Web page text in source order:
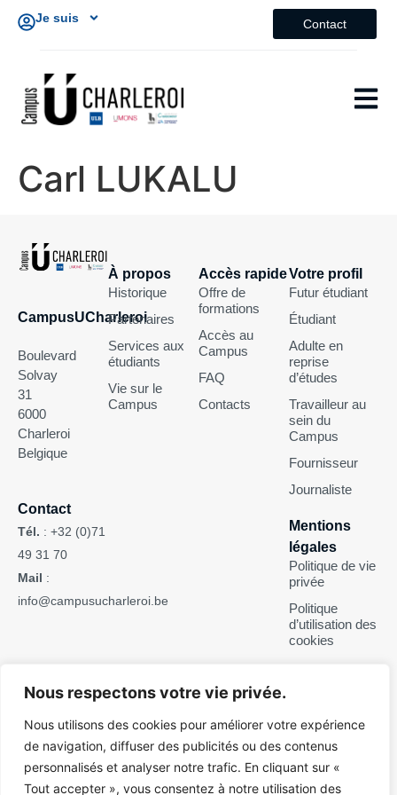
Nous respectons votre vie privée.
Nous utilisons des cookies pour améliorer votre expérience
de navigation, diffuser des publicités ou des contenus
personnalisés et analyser notre trafic. En cliquant sur «
Tout accepter », vous consentez à notre utilisation des
Je suis Contact
Carl LUKALU
CampusUCharleroi
Boulevard
Solvay
31
6000
Charleroi
Belgique
Contact
Tél. : +32 (0)71
49 31 70
Mail :
info@campusucharleroi.be
À propos
Historique
Partenaires
Services aux
étudiants
Vie sur le
Campus
Accès rapide
Offre de
formations
Accès au
Campus
FAQ
Contacts
Votre profil
Futur étudiant
Étudiant
Adulte en
reprise
d’études
Travailleur au
sein du
Campus
Fournisseur
Journaliste
Mentions
légales
Politique de vie
privée
Politique
d’utilisation des
cookies
Pour des raisons d’ergonomie de lecture, ce site web n’est pas
rédigé en écriture inclusive. Il s’adresse néanmoins tant aux